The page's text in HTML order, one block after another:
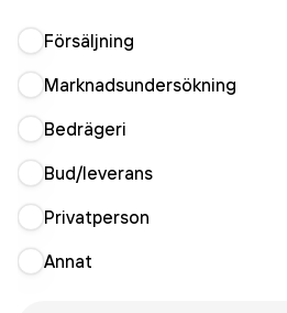
Försäljning
Marknadsundersökning
Bedrägeri
Bud/leverans
Privatperson
Annat